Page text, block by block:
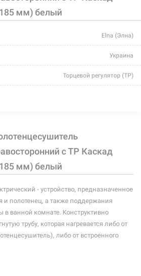
мм) белый
Elna (Элна)
Украина
Торцевой регулятор (ТР)
-
стационарный
правосторонний
с ТР Каскад
мм) белый
- устройство, предназначенное
и полотенец, а также поддержания
в ванной комнате. Конструктивно
трубу, которая нагревается либо от
либо от встроенного
станет